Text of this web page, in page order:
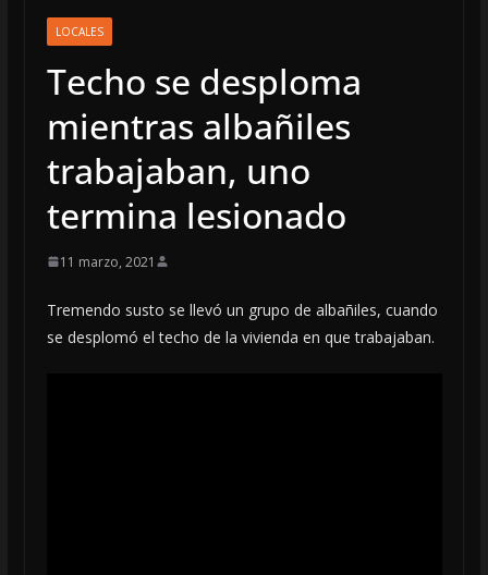
LOCALES
Techo se desploma
mientras albañiles
trabajaban, uno
termina lesionado
11 marzo, 2021
Tremendo susto se llevó un grupo de albañiles, cuando
se desplomó el techo de la vivienda en que trabajaban.